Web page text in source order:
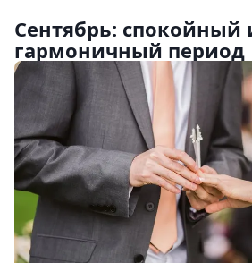
Сентябрь: спокойный
гармоничный период